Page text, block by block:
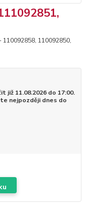
110092850,
již 11.08.2026 do 17:00.
nejpozději dnes do